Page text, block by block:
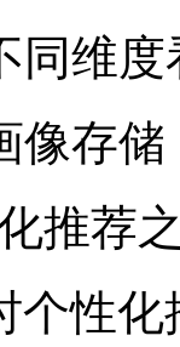
维度
存储
推荐
性化